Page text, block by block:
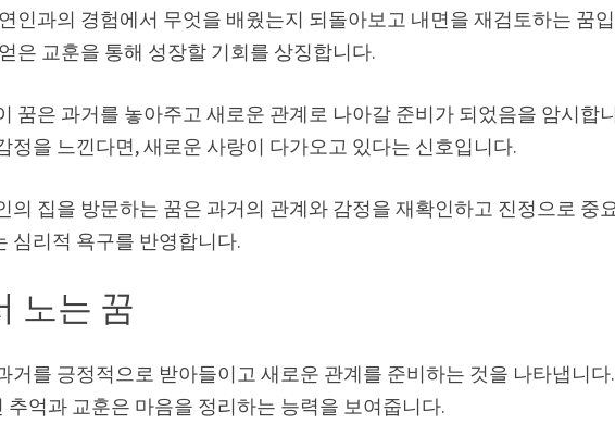
인과의 경험에서 무엇을 배웠는지 되돌아보고 내면을 재검토하는 꿈입
은 교훈을 통해 성장할 기회를 상징합니다.
꿈은 과거를 놓아주고 새로운 관계로 나아갈 준비가 되었음을 암시합
정을 느낀다면, 새로운 사랑이 다가오고 있다는 신호입니다.
의 집을 방문하는 꿈은 과거의 관계와 감정을 재확인하고 진정으로 중
심리적 욕구를 반영합니다.
노는 꿈
거를 긍정적으로 받아들이고 새로운 관계를 준비하는 것을 나타냅니다.
억과 교훈은 마음을 정리하는 능력을 보여줍니다.